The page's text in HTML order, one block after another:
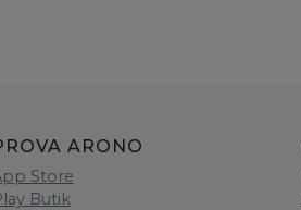
ARONO
Store
Butik